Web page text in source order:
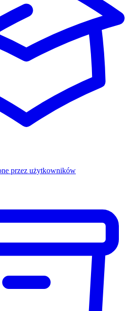
przez użytkowników